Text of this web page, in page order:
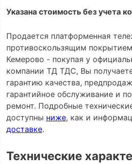
Указана стоимость без учета
Продается платформенная
противоскользящим
Кемерово - покупая у
компании ТД ТДС, Вы
гарантию качества,
гарантийное обслуживание и
ремонт. Подробные
доступны ниже, как и
доставке.
Технические